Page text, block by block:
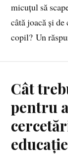
micuțul să
câtă joacă și
copil? Un
Cât
pentru